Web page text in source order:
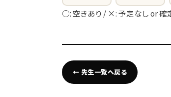
○: 空きあり / ×: 予定なし or 確
← 先生一覧へ戻る